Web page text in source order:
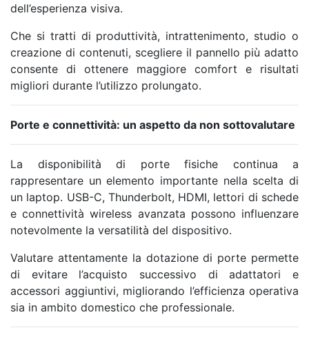
dell’esperienza visiva.
Che si tratti di produttività, intrattenimento, studio o
creazione di contenuti, scegliere il pannello più adatto
consente di ottenere maggiore comfort e risultati
migliori durante l’utilizzo prolungato.
Porte e connettività: un aspetto da non sottovalutare
La disponibilità di porte fisiche continua a
rappresentare un elemento importante nella scelta di
un laptop. USB-C, Thunderbolt, HDMI, lettori di schede
e connettività wireless avanzata possono influenzare
notevolmente la versatilità del dispositivo.
Valutare attentamente la dotazione di porte permette
di evitare l’acquisto successivo di adattatori e
accessori aggiuntivi, migliorando l’efficienza operativa
sia in ambito domestico che professionale.